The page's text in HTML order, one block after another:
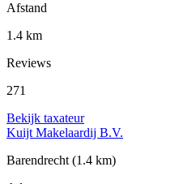
Afstand
1.4 km
Reviews
271
Bekijk taxateur
Kuijt Makelaardij B.V.
Barendrecht (1.4 km)